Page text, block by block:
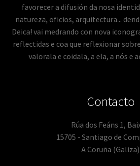
favorecer a difusión da nosa
natureza, oficios, arquitectura...
Deica! vai medrando con nova
reflectidas e coa que reflexionar
valorala e coidala, a ela, a nós e
Contacto
Rúa dos Feáns 1,
15705 - Santiago de
A Coruña (Galiza)